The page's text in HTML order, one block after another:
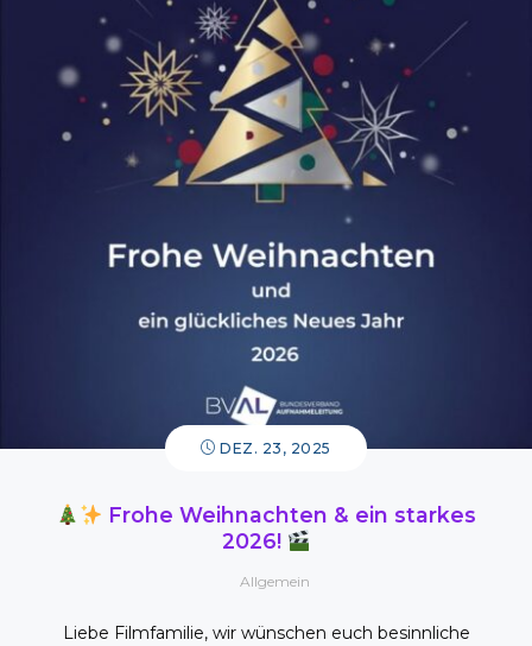
DEZ. 23, 2025
Frohe Weihnachten & ein starkes
2026!
Allgemein
Liebe Filmfamilie, wir wünschen euch besinnliche